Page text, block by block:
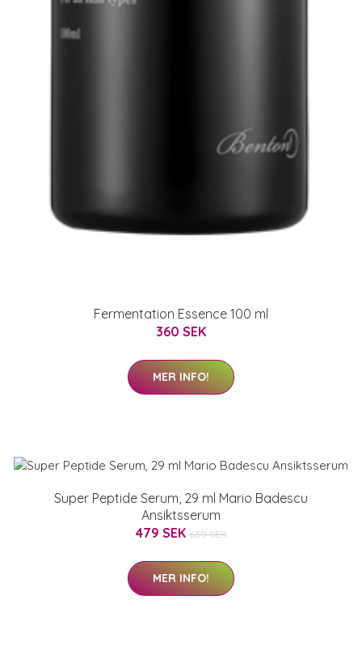
Fermentation Essence 100 ml
360 SEK
MER INFO!
Super Peptide Serum, 29 ml Mario Badescu
Ansiktsserum
479 SEK 639 SEK
MER INFO!